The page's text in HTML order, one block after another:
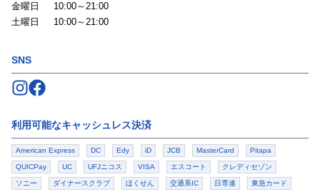
金曜日
10:00～21:00
土曜日
10:00～21:00
SNS
Follow us on
Follow us on
利用可能なキャッシュレス決済
American Express DC Edy iD JCB MasterCard Pitapa
QUICPay UC UFJニコス VISA エスコート クレディセゾン
ソニー ダイナースクラブ ほくせん 交通系IC 日専連 東急カード